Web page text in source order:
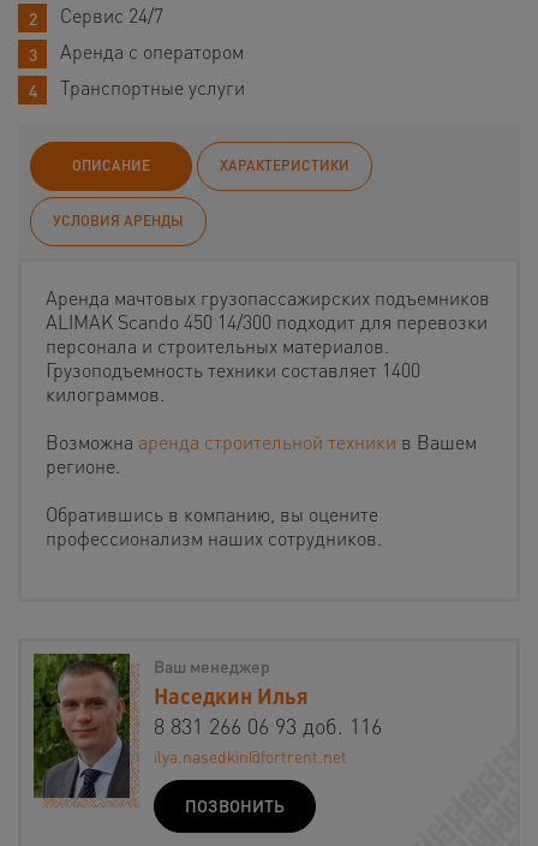
Сервис 24/7
Аренда с оператором
Транспортные услуги
ОПИСАНИЕ ХАРАКТЕРИСТИКИ
УСЛОВИЯ АРЕНДЫ
Аренда мачтовых грузопассажирских подъемников
ALIMAK Scando 450 14/300 подходит для перевозки
персонала и строительных материалов.
Грузоподъемность техники составляет 1400
килограммов.
Возможна аренда строительной техники в Вашем
регионе.
Обратившись в компанию, вы оцените
профессионализм наших сотрудников.
Ваш менеджер
Наседкин Илья
8 831 266 06 93 доб. 116
ilya.nasedkin@fortrent.net
ПОЗВОНИТЬ